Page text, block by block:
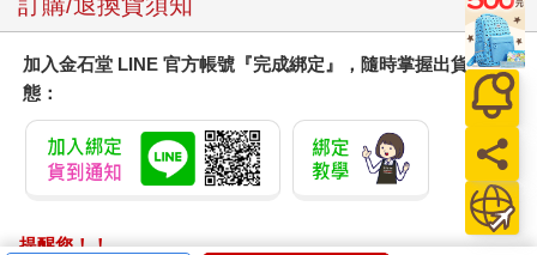
加入金石堂 LINE 官方帳號『完成綁定』，隨時掌握出貨動
態：
提醒您！！